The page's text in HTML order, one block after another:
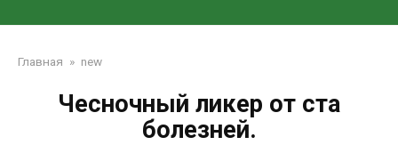
Главная » new
Чесночный ликер от ста
болезней.